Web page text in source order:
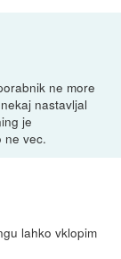
ne more
nastavljal
je
ne vec.
lahko vklopim